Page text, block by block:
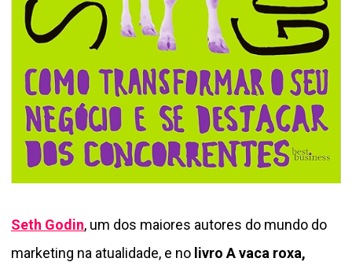
Seth Godin, um dos maiores autores do mundo do
marketing na atualidade, e no livro A vaca roxa,